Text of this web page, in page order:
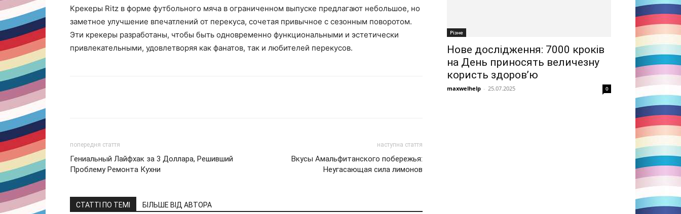
Крекеры Ritz в форме футбольного мяча в ограниченном выпуске предлагают небольшое, но
заметное улучшение впечатлений от перекуса, сочетая привычное с сезонным поворотом.
Эти крекеры разработаны, чтобы быть одновременно функциональными и эстетически
привлекательными, удовлетворяя как фанатов, так и любителей перекусов.
попередня стаття
Гениальный Лайфхак за 3 Доллара, Решивший
Проблему Ремонта Кухни
наступна стаття
Вкусы Амальфитанского побережья:
Неугасающая сила лимонов
СТАТТІ ПО ТЕМІ БІЛЬШЕ ВІД АВТОРА
Різне
Нове дослідження: 7000 кроків
на День приносять величезну
користь здоров’ю
maxwelhelp - 25.07.2025 0